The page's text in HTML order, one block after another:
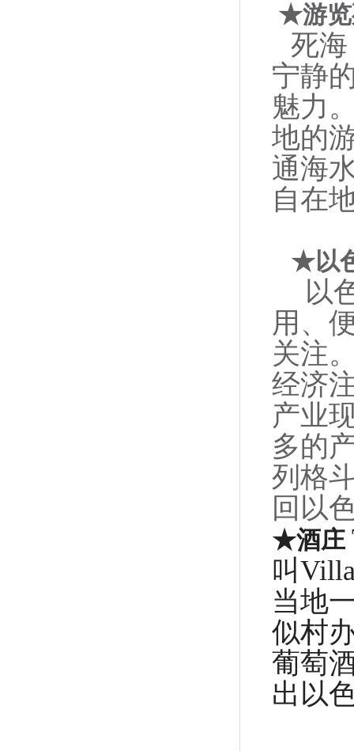
★游
死
宁静
魅力
地的
通海
自在
★以
以
用、
关注
经济
产业
多的
列格
回以
★酒庄
叫
当地
似村
葡萄
出以